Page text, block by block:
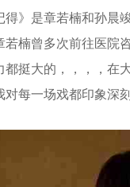
》是章若楠和孙晨竣首
，章若楠曾多次前往医
的，，，，在
对每一场戏都印象深刻，